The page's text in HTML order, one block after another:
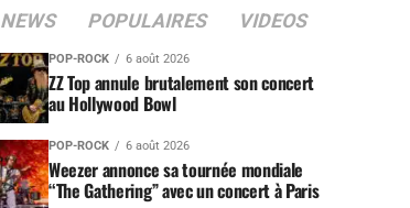
NEWS POPULAIRES VIDEOS
POP-ROCK 6 août 2026
ZZ Top annule brutalement son concert
au Hollywood Bowl
POP-ROCK 6 août 2026
Weezer annonce sa tournée mondiale
“The Gathering” avec un concert à Paris